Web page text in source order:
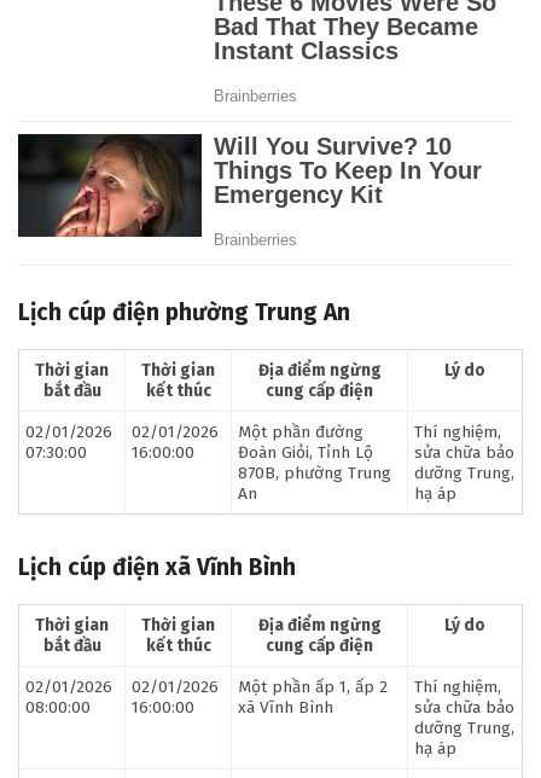
Lịch cúp điện phường Trung An
Thời gian
bắt đầu
Thời gian
kết thúc
Địa điểm ngừng
cung cấp điện
Lý do
02/01/2026
07:30:00
02/01/2026
16:00:00
Một phần đường
Đoàn Giỏi, Tỉnh Lộ
870B, phường Trung
An
Thí nghiệm,
sửa chữa bảo
dưỡng Trung,
hạ áp
Lịch cúp điện xã Vĩnh Bình
Thời gian
bắt đầu
Thời gian
kết thúc
Địa điểm ngừng
cung cấp điện
Lý do
02/01/2026
08:00:00
02/01/2026
16:00:00
Một phần ấp 1, ấp 2
xã Vĩnh Bình
Thí nghiệm,
sửa chữa bảo
dưỡng Trung,
hạ áp